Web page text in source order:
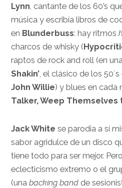
Lynn , cantante de los 60’s
música y escribía libros de
en Blunderbuss: hay ritmos
charcos de whisky (
raptos de rock and roll (en
Shakin’ , el clásico de los
John Willie) y blues en cada
Talker, Weep Themselves
Jack White se parodia a sí
sabor agridulce de un disco
tiene todo para ser mejor.
eclecticismo extremo o el
(unabacking band de